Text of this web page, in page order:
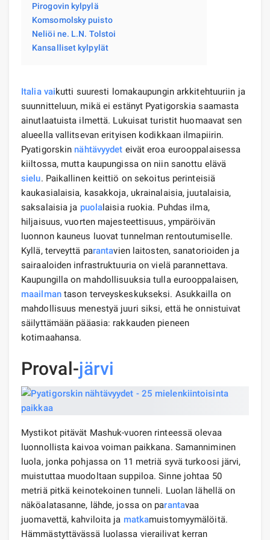
Pirogovin kylpylä
Komsomolsky puisto
Neliöi ne. L.N. Tolstoi
Kansalliset kylpylät
Italia vaikutti suuresti lomakaupungin arkkitehtuuriin ja
suunnitteluun, mikä ei estänyt Pyatigorskia saamasta
ainutlaatuista ilmettä. Lukuisat turistit huomaavat sen
alueella vallitsevan erityisen kodikkaan ilmapiirin.
Pyatigorskin nähtävyydet eivät eroa eurooppalaisessa
kiiltossa, mutta kaupungissa on niin sanottu elävä
sielu. Paikallinen keittiö on sekoitus perinteisiä
kaukasialaisia, kasakkoja, ukrainalaisia, juutalaisia,
saksalaisia ​​ja puolalaisia ​​ruokia. Puhdas ilma,
hiljaisuus, vuorten majesteettisuus, ympäröivän
luonnon kauneus luovat tunnelman rentoutumiselle.
Kyllä, terveyttä parantavien laitosten, sanatorioiden ja
sairaaloiden infrastruktuuria on vielä parannettava.
Kaupungilla on mahdollisuuksia tulla eurooppalaisen,
maailmantason terveyskeskukseksi. Asukkailla on
mahdollisuus menestyä juuri siksi, että he onnistuivat
säilyttämään pääasia: rakkauden pieneen
kotimaahansa.
Proval-järvi
Mystikot pitävät Mashuk-vuoren rinteessä olevaa
luonnollista kaivoa voiman paikkana. Samanniminen
luola, jonka pohjassa on 11 metriä syvä turkoosi järvi,
muistuttaa muodoltaan suppiloa. Sinne johtaa 50
metriä pitkä keinotekoinen tunneli. Luolan lähellä on
näköalatasanne, lähde, jossa on parantavaa
juomavettä, kahviloita ja matkamuistomyymälöitä.
Hämmästyttävässä luolassa vierailivat kerran